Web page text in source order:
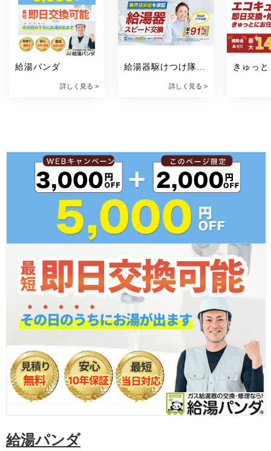
給湯パンダ
詳しく見る >
給湯器駆けつけ隊
詳しく見る >
きゅっと
給湯パンダ